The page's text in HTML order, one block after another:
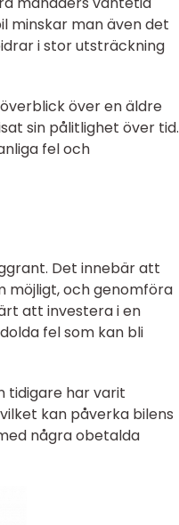
minskar man även det
i stor utsträckning
över en äldre
sin pålitlighet över tid.
fel och
Det innebär att
möjligt, och genomföra
att investera i en
fel som kan bli
tidigare har varit
kan påverka bilens
några obetalda